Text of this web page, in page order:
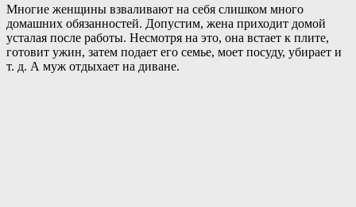
Многие женщины взваливают на себя слишком много
домашних обязанностей. Допустим, жена приходит домой
усталая после работы. Несмотря на это, она встает к плите,
готовит ужин, затем подает его семье, моет посуду, убирает и
т. д. А муж отдыхает на диване.